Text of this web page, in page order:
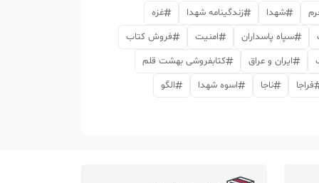
شهدا زندگینامه شهدا
غزه
سپاه پاسداران امنیت
فروش کتاب
ایران و عراق
کتابفروشی بهشت قلم
فراجا ناجا اسوه شهدا
الگو